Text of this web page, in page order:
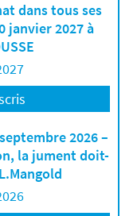
dans tous ses
janvier 2027 à
2026 –
la jument doit-